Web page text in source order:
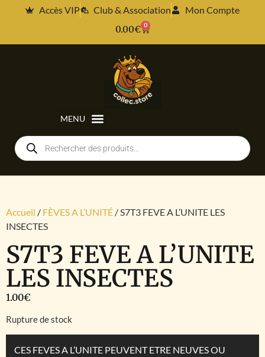
Accès VIP Club & Association
Mon Compte
0.00€ 0
Accueil / FÈVES A L’UNITÉ / S7T3 FEVE A L’UNITE LES
INSECTES
S7T3 FEVE A L’UNITE
LES INSECTES
1.00€
Rupture de stock
CES FEVES A L’UNITE PEUVENT ETRE NEUVES OU